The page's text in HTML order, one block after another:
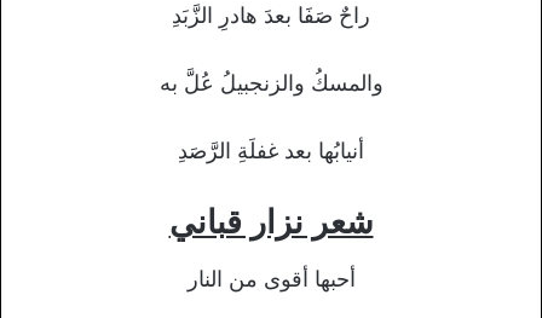
راحٌ صَفَا بعدَ هادرِ الزَّبَدِ
والمسكُ والزنجبيلُ عُلَّ به
أنيابُها بعد غفلَةِ الرَّصَدِ
شعر نزار قباني
أحبها أقوى من النار